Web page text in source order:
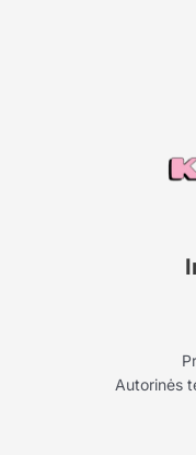
Autorinės